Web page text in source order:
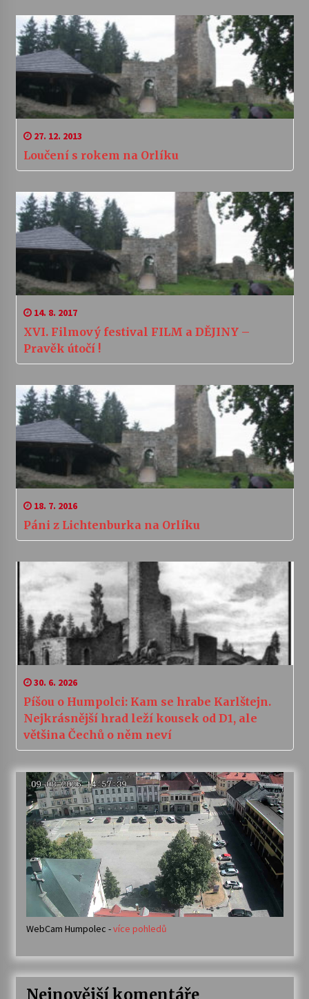
27. 12. 2013
Loučení s rokem na Orlíku
14. 8. 2017
XVI. Filmový festival FILM a DĚJINY –
Pravěk útočí !
18. 7. 2016
Páni z Lichtenburka na Orlíku
30. 6. 2026
Píšou o Humpolci: Kam se hrabe Karlštejn.
Nejkrásnější hrad leží kousek od D1, ale
většina Čechů o něm neví
WebCam Humpolec -více pohledů
Nejnovější komentáře